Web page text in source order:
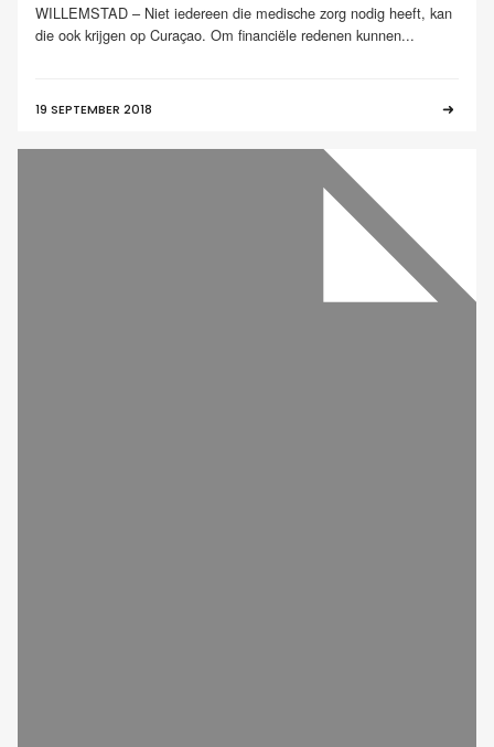
WILLEMSTAD – Niet iedereen die medische zorg nodig heeft, kan
die ook krijgen op Curaçao. Om financiële redenen kunnen...
19 SEPTEMBER 2018